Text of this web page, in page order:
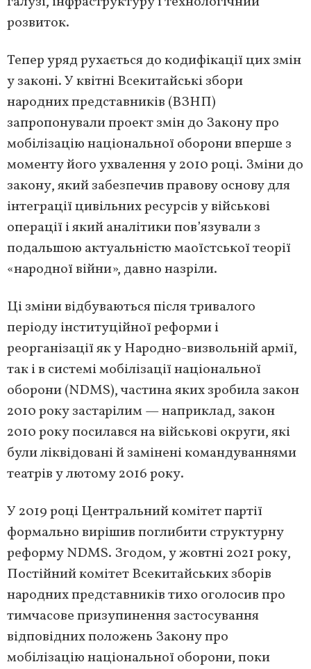
розвиток.
Тепер уряд рухається до кодифікації цих змін
у законі. У квітні Всекитайські збори
народних представників (ВЗНП)
запропонували проект змін до Закону про
мобілізацію національної оборони вперше з
моменту його ухвалення у 2010 році. Зміни до
закону, який забезпечив правову основу для
інтеграції цивільних ресурсів у військові
операції і який аналітики пов’язували з
подальшою актуальністю маоїстської теорії
«народної війни», давно назріли.
Ці зміни відбуваються після тривалого
періоду інституційної реформи і
реорганізації як у Народно-визвольній армії,
так і в системі мобілізації національної
оборони (NDMS), частина яких зробила закон
2010 року застарілим — наприклад, закон
2010 року посилався на військові округи, які
були ліквідовані й замінені командуваннями
театрів у лютому 2016 року.
У 2019 році Центральний комітет партії
формально вирішив поглибити структурну
реформу NDMS. Згодом, у жовтні 2021 року,
Постійний комітет Всекитайських зборів
народних представників тихо оголосив про
тимчасове призупинення застосування
відповідних положень Закону про
мобілізацію національної оборони, поки